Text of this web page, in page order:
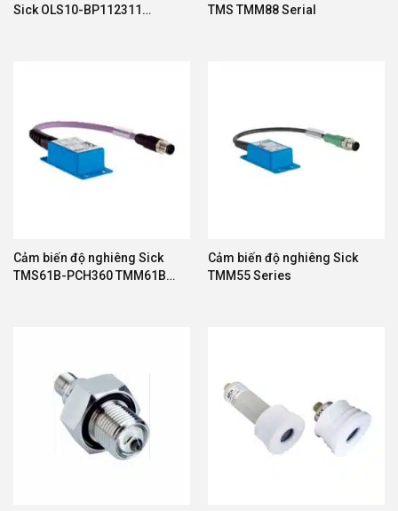
Sick OLS10-BP112311
TMS TMM88 Serial
Cảm biến độ nghiêng Sick
TMS61B-PCH360 TMM61B-
Cảm biến độ nghiêng Sick
TMM55 Series